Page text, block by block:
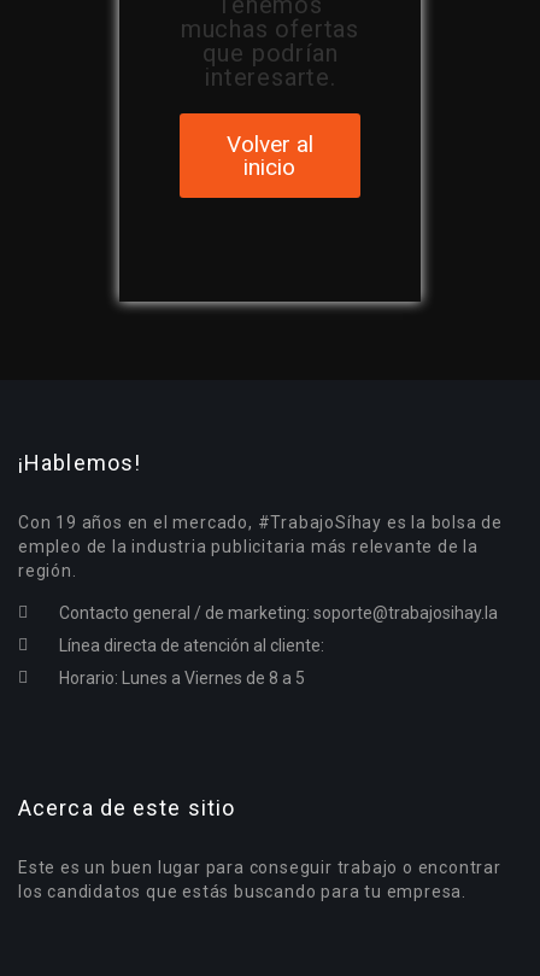
muchas ofertas
que podrían
interesarte.
Volver al
inicio
¡Hablemos!
Con 19 años en el mercado, #TrabajoSíhay es la bolsa de
empleo de la industria publicitaria más relevante de la
región.
Contacto general / de marketing: soporte@trabajosihay.la
Línea directa de atención al cliente:
Horario: Lunes a Viernes de 8 a 5
Acerca de este sitio
Este es un buen lugar para conseguir trabajo o encontrar
los candidatos que estás buscando para tu empresa.